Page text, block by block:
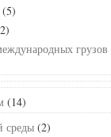
(5)
грузов
(14)
среды (2)